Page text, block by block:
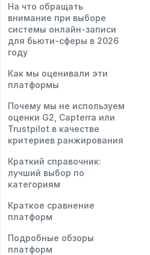
На что обращать
внимание при выборе
системы онлайн-записи
для бьюти-сферы в 2026
году
Как мы оценивали эти
платформы
Почему мы не используем
оценки G2, Capterra или
Trustpilot в качестве
критериев ранжирования
Краткий справочник:
лучший выбор по
категориям
Краткое сравнение
платформ
Подробные обзоры
платформ